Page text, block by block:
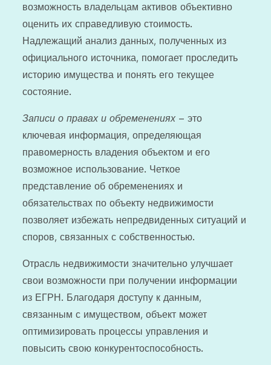
возможность владельцам активов объективно
оценить их справедливую стоимость.
Надлежащий анализ данных, полученных из
официального источника, помогает проследить
историю имущества и понять его текущее
состояние.
Записи о правах и обременениях – это
ключевая информация, определяющая
правомерность владения объектом и его
возможное использование. Четкое
представление об обременениях и
обязательствах по объекту недвижимости
позволяет избежать непредвиденных ситуаций и
споров, связанных с собственностью.
Отрасль недвижимости значительно улучшает
свои возможности при получении информации
из ЕГРН. Благодаря доступу к данным,
связанным с имуществом, объект может
оптимизировать процессы управления и
повысить свою конкурентоспособность.